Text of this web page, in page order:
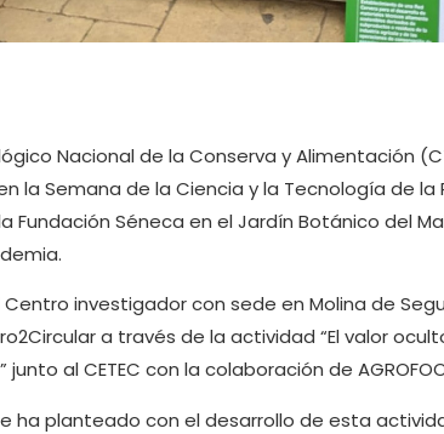
Nacional de la Conserva y Alimentación
la Semana de la Ciencia y la Tecnología de la
Fundación Séneca en el Jardín Botánico del
investigador con sede en Molina de
a través de la actividad “El valor
al CETEC con la colaboración de
ha planteado con el desarrollo de esta